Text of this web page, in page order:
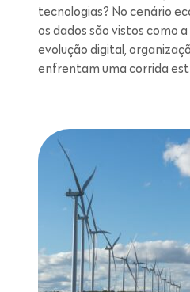
tecnologias? No cenário
os dados são vistos como
evolução digital,
enfrentam uma corrida